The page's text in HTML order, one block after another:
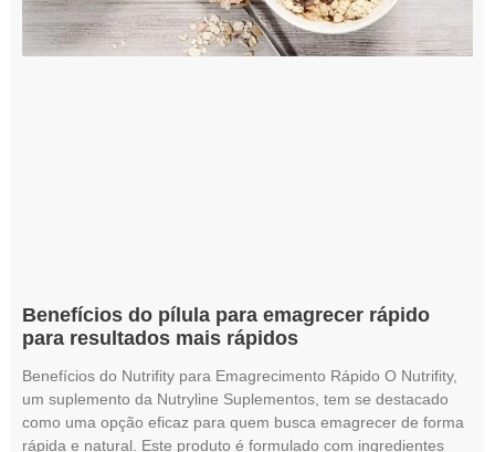
Benefícios do pílula para emagrecer rápido
para resultados mais rápidos
Benefícios do Nutrifity para Emagrecimento Rápido O Nutrifity,
um suplemento da Nutryline Suplementos, tem se destacado
como uma opção eficaz para quem busca emagrecer de forma
rápida e natural. Este produto é formulado com ingredientes